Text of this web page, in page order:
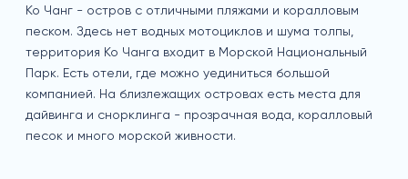
Ко Чанг - остров с отличными пляжами и коралловым
песком. Здесь нет водных мотоциклов и шума толпы,
территория Ко Чанга входит в Морской Национальный
Парк. Есть отели, где можно уединиться большой
компанией. На близлежащих островах есть места для
дайвинга и снорклинга - прозрачная вода, коралловый
песок и много морской живности.